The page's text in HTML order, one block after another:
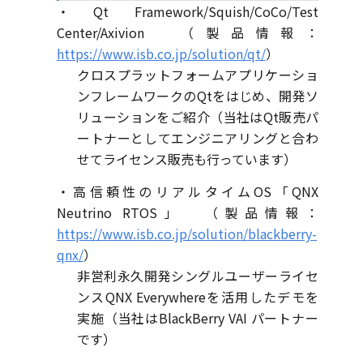
・Qt Framework/Squish/CoCo/Test
Center/Axivion （製品情報：
https://www.isb.co.jp/solution/qt/）
クロスプラットフォームアプリケーショ
ンフレームワークのQtをはじめ、開発ソ
リューションをご紹介（当社はQt販売パ
ートナーとしてエンジニアリングと合わ
せてライセンス販売も行っています）
・高信頼性のリアルタイムOS「QNX
Neutrino RTOS」 （製品情報：
https://www.isb.co.jp/solution/blackberry-
qnx/）
非営利永久開発シングルユーザーライセ
ンスQNX Everywhereを活用したデモを
実施（当社はBlackBerry VAI パートナー
です）